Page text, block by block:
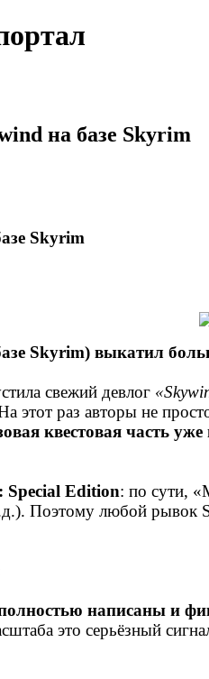
на базе Skyrim
Skyrim
Skyrim) выкатил
свежий девлог
этот раз авторы не
квестовая часть
Special Edition: по сути,
Поэтому любой
написаны и
это серьёзный